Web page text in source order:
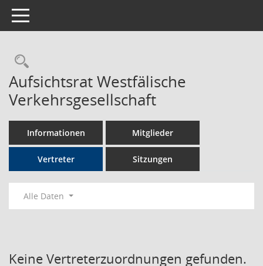
Toggle navigation
Rechercheauswahl
Aufsichtsrat Westfälische
Verkehrsgesellschaft
Informationen Mitglieder
Vertreter Sitzungen
Alle Daten
Keine Vertreterzuordnungen gefunden.